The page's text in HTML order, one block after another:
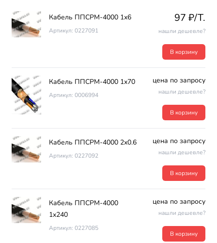
Кабель ППСРМ-4000 1х6
Артикул: 0227091
97 ₽/T.
нашли дешевле?
В корзину
Кабель ППСРМ-4000 1х70
Артикул: 0006994
цена по запросу
нашли дешевле?
В корзину
Кабель ППСРМ-4000 2х0.6
Артикул: 0227092
цена по запросу
нашли дешевле?
В корзину
Кабель ППСРМ-4000
1х240
Артикул: 0227085
цена по запросу
нашли дешевле?
В корзину